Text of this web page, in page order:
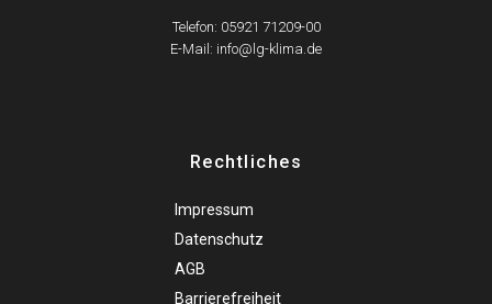
Telefon: 05921 71209-00
E-Mail: info@lg-klima.de
Rechtliches
Impressum
Datenschutz
AGB
Barrierefreiheit